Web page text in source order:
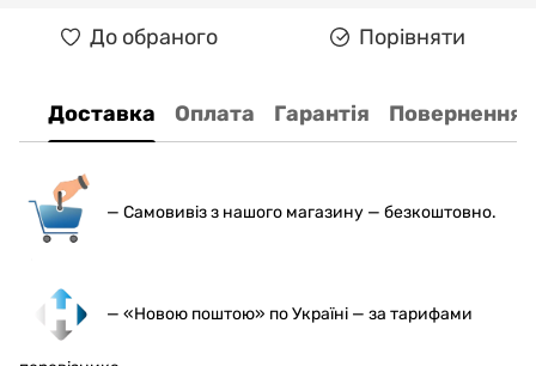
До обраного Порівняти
Доставка Оплата Гарантія Повернення
— Самовивіз з нашого магазину — безкоштовно.
— «Новою поштою» по Україні — за тарифами